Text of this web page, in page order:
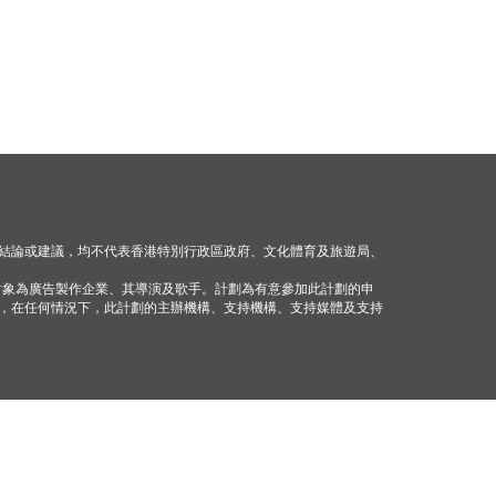
或建議，均不代表香港特別行政區政府、文化體育及旅遊局、
為廣告製作企業、其導演及歌手。計劃為有意參加此計劃的申
任何情況下，此計劃的主辦機構、支持機構、支持媒體及支持